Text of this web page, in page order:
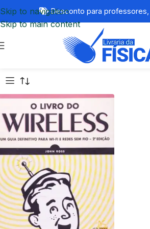
Skip to navigation
Skip to main content
Desconto para professores,